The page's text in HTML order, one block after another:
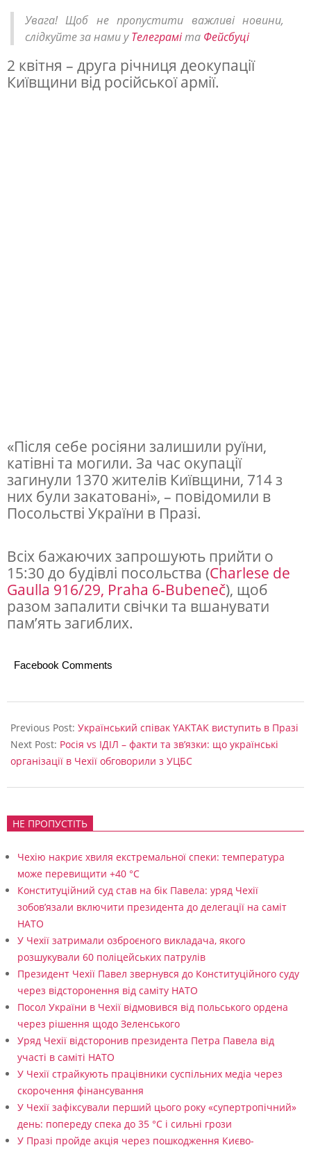
а
а
І
у
ю
т
ь
п
а
м
’
т
з
а
г
и
б
л
и
х
ч
а
о
к
п
а
і
Увага! Щоб не пропустити важливі новини,
слідкуйте за нами уТелеграміта Фейсбуці
2 квітня – друга річниця деокупації
Київщини від російської армії.
«Після себе росіяни залишили руїни,
катівні та могили. За час окупації
загинули 1370 жителів Київщини, 714 з
них були закатовані», – повідомили в
Посольстві України в Празі.
Всіх бажаючих запрошують прийти о
15:30 до будівлі посольства (Charlese de
Gaulla 916/29, Praha 6-Bubeneč), щоб
разом запалити свічки та вшанувати
пам’ять загиблих.
Facebook Comments
03-
29
Previous Post: Український співак YAKTAK виступить в Празі
Next Post: Росія vs ІДІЛ – факти та зв’язки: що українські
організації в Чехії обговорили з УЦБС
НЕ ПРОПУСТІТЬ
Чехію накриє хвиля екстремальної спеки: температура
може перевищити +40 °C
Конституційний суд став на бік Павела: уряд Чехії
зобов’язали включити президента до делегації на саміт
НАТО
У Чехії затримали озброєного викладача, якого
розшукували 60 поліцейських патрулів
Президент Чехії Павел звернувся до Конституційного суду
через відсторонення від саміту НАТО
Посол України в Чехії відмовився від польського ордена
через рішення щодо Зеленського
Уряд Чехії відсторонив президента Петра Павела від
участі в саміті НАТО
У Чехії страйкують працівники суспільних медіа через
скорочення фінансування
У Чехії зафіксували перший цього року «супертропічний»
день: попереду спека до 35 °C і сильні грози
У Празі пройде акція через пошкодження Києво-